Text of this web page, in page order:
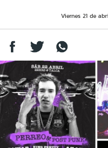
Viernes 21 de